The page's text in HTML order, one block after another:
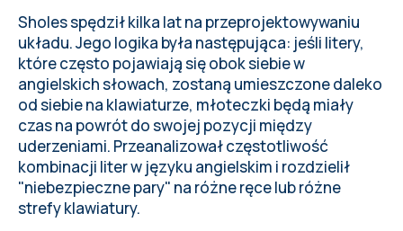
Sholes spędził kilka lat na przeprojektowywaniu
układu. Jego logika była następująca: jeśli litery,
które często pojawiają się obok siebie w
angielskich słowach, zostaną umieszczone daleko
od siebie na klawiaturze, młoteczki będą miały
czas na powrót do swojej pozycji między
uderzeniami. Przeanalizował częstotliwość
kombinacji liter w języku angielskim i rozdzielił
"niebezpieczne pary" na różne ręce lub różne
strefy klawiatury.